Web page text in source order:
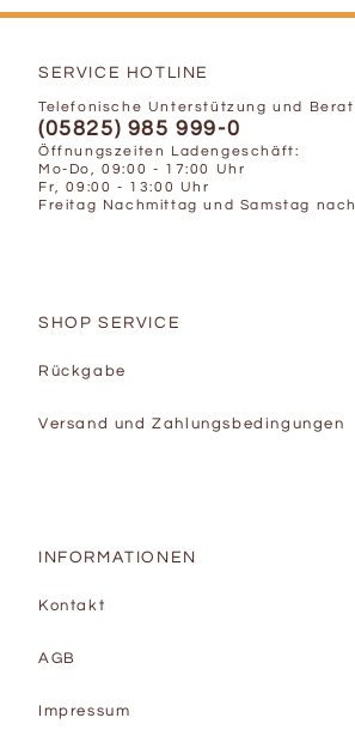
SERVICE HOTLINE
Telefonische Unterstützung und
(05825) 985 999-0
Öffnungszeiten Ladengeschäft:
Mo-Do, 09:00 - 17:00 Uhr
Fr, 09:00 - 13:00 Uhr
Freitag Nachmittag und Samstag
SHOP SERVICE
Rückgabe
Versand und Zahlungsbedingungen
INFORMATIONEN
Kontakt
AGB
Impressum